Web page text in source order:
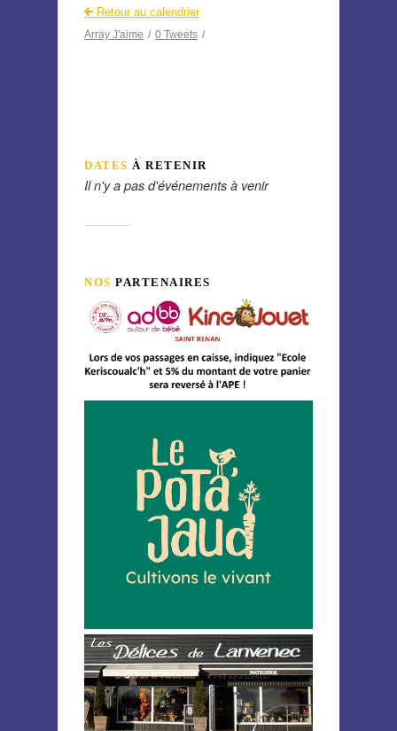
Retour au calendrier
Array J'aime / 0 Tweets /
DATES À RETENIR
Il n'y a pas d'événements à venir
NOS PARTENAIRES